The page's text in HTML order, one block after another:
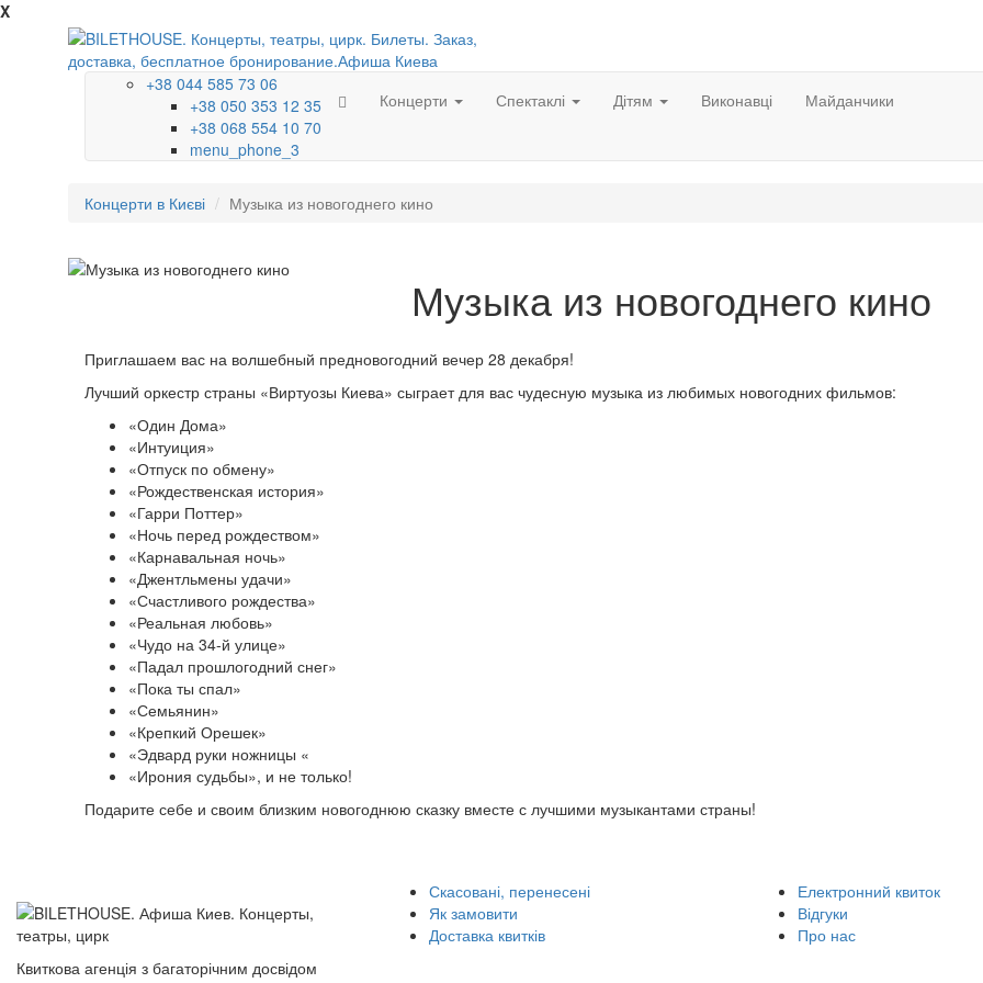
X
+38 044 585 73 06
+38 050 353 12 35
+38 068 554 10 70
menu_phone_3
Концерти Спектаклі Дітям Виконавці Майданчики
Концерти в Києві Музыка из новогоднего кино
Музыка из новогоднего кино
Приглашаем вас на волшебный предновогодний вечер 28 декабря!
Лучший оркестр страны «Виртуозы Киева» сыграет для вас чудесную музыка из любимых новогодних фильмов:
«Один Дома»
«Интуиция»
«Отпуск по обмену»
«Рождественская история»
«Гарри Поттер»
«Ночь перед рождеством»
«Карнавальная ночь»
«Джентльмены удачи»
«Счастливого рождества»
«Реальная любовь»
«Чудо на 34-й улице»
«Падал прошлогодний снег»
«Пока ты спал»
«Семьянин»
«Крепкий Орешек»
«Эдвард руки ножницы «
«Ирония судьбы», и не только!
Подарите себе и своим близким новогоднюю сказку вместе с лучшими музыкантами страны!
Квиткова агенція з багаторічним досвідом
Скасовані, перенесені
Як замовити
Доставка квитків
Електронний квиток
Відгуки
Про нас